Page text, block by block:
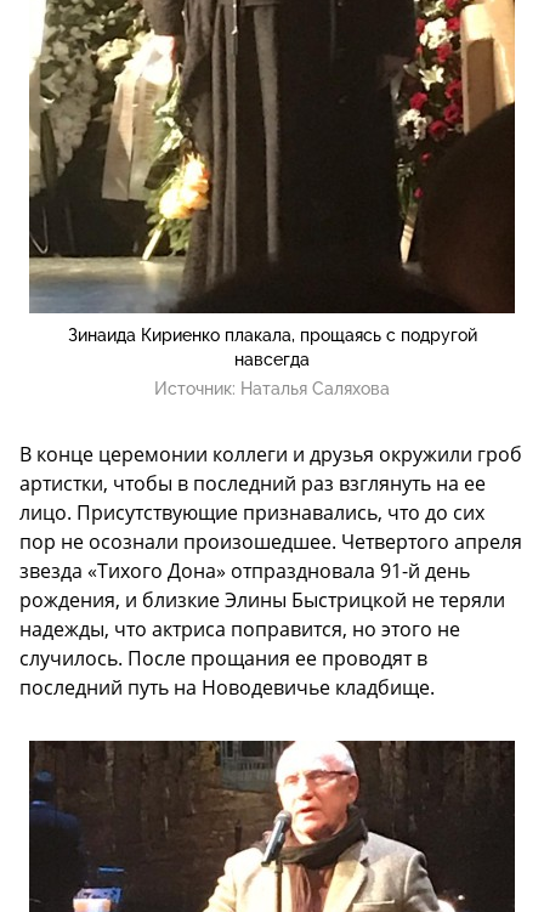
Зинаида Кириенко плакала, прощаясь с подругой
навсегда
Источник: Наталья Саляхова
В конце церемонии коллеги и друзья окружили гроб
артистки, чтобы в последний раз взглянуть на ее
лицо. Присутствующие признавались, что до сих
пор не осознали произошедшее. Четвертого апреля
звезда «Тихого Дона» отпраздновала 91-й день
рождения, и близкие Элины Быстрицкой не теряли
надежды, что актриса поправится, но этого не
случилось. После прощания ее проводят в
последний путь на Новодевичье кладбище.